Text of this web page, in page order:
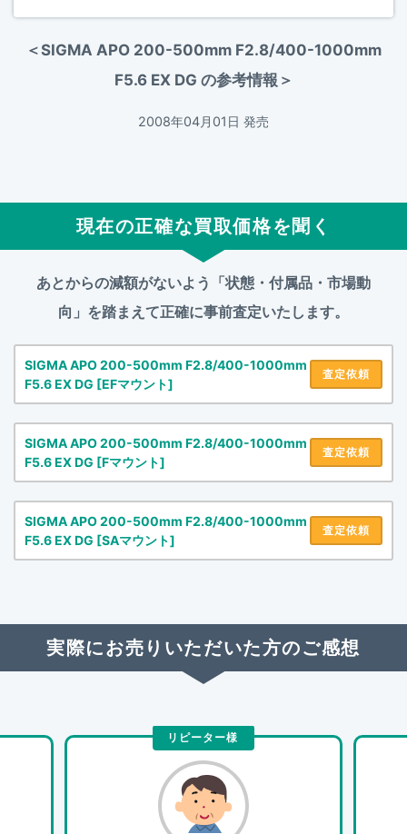
＜SIGMA APO 200-500mm F2.8/400-1000mm
F5.6 EX DG の参考情報＞
2008年04月01日 発売
現在の正確な買取価格を聞く
あとからの減額がないよう「状態・付属品・市場動
向」を踏まえて正確に事前査定いたします。
SIGMA APO 200-500mm F2.8/400-1000mm
F5.6 EX DG [EFマウント]
査定依頼
SIGMA APO 200-500mm F2.8/400-1000mm
F5.6 EX DG [Fマウント]
査定依頼
SIGMA APO 200-500mm F2.8/400-1000mm
F5.6 EX DG [SAマウント]
査定依頼
実際にお売りいただいた方のご感想
リピーター様